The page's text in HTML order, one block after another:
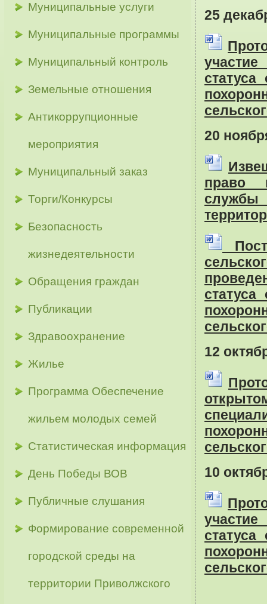
Муниципальные услуги
Муниципальные программы
Муниципальный контроль
Земельные отношения
Антикоррупционные
мероприятия
Муниципальный заказ
Торги/Конкурсы
Безопасность
жизнедеятельности
Обращения граждан
Публикации
Здравоохранение
Жилье
Программа Обеспечение
жильем молодых семей
Статистическая информация
День Победы ВОВ
Публичные слушания
Формирование современной
городской среды на
территории Приволжского
25
20
право
12
10